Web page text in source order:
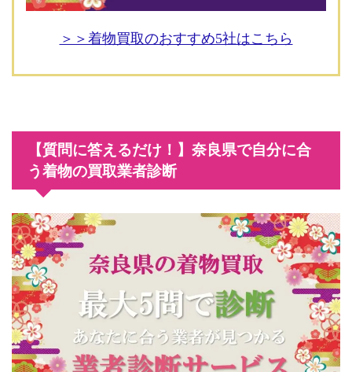
＞＞着物買取のおすすめ5社はこちら
【質問に答えるだけ！】奈良県で自分に合
う着物の買取業者診断